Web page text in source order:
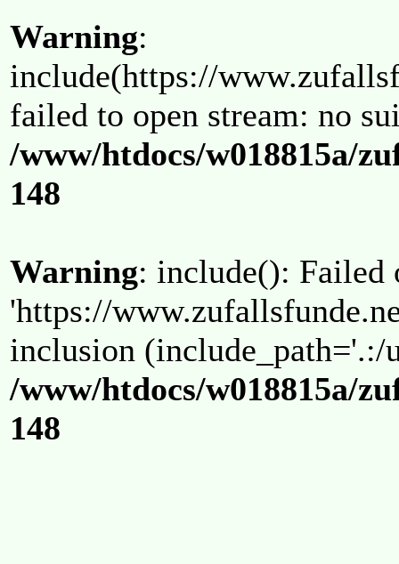
Warning:
include(https://
failed to open stream: no
/www/htdocs/w018815a/
148
Warning: include(): Failed
'https://
inclusion (include_path='.:/
/www/htdocs/w018815a/
148